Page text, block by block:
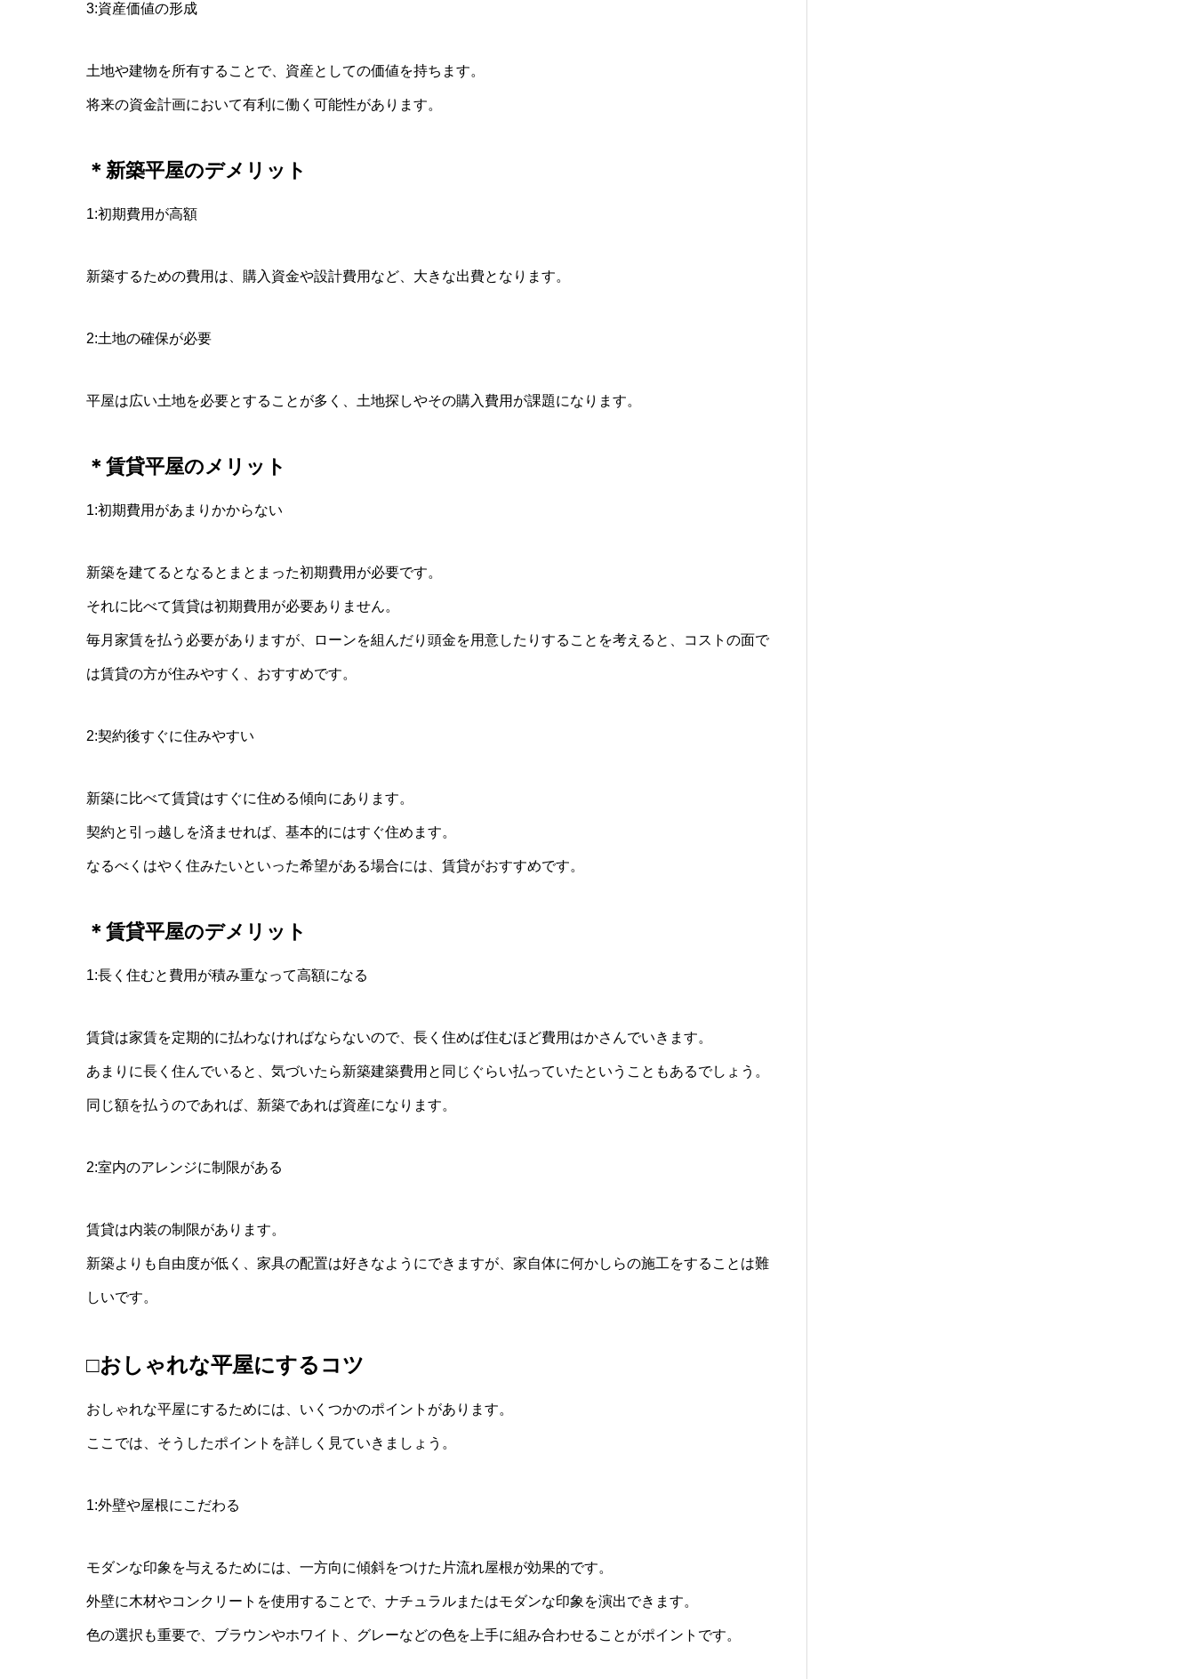
3:資産価値の形成
土地や建物を所有することで、資産としての価値を持ちます。
将来の資金計画において有利に働く可能性があります。
＊新築平屋のデメリット
1:初期費用が高額
新築するための費用は、購入資金や設計費用など、大きな出費となります。
2:土地の確保が必要
平屋は広い土地を必要とすることが多く、土地探しやその購入費用が課題になります。
＊賃貸平屋のメリット
1:初期費用があまりかからない
新築を建てるとなるとまとまった初期費用が必要です。
それに比べて賃貸は初期費用が必要ありません。
毎月家賃を払う必要がありますが、ローンを組んだり頭金を用意したりすることを考えると、コストの面で
は賃貸の方が住みやすく、おすすめです。
2:契約後すぐに住みやすい
新築に比べて賃貸はすぐに住める傾向にあります。
契約と引っ越しを済ませれば、基本的にはすぐ住めます。
なるべくはやく住みたいといった希望がある場合には、賃貸がおすすめです。
＊賃貸平屋のデメリット
1:長く住むと費用が積み重なって高額になる
賃貸は家賃を定期的に払わなければならないので、長く住めば住むほど費用はかさんでいきます。
あまりに長く住んでいると、気づいたら新築建築費用と同じぐらい払っていたということもあるでしょう。
同じ額を払うのであれば、新築であれば資産になります。
2:室内のアレンジに制限がある
賃貸は内装の制限があります。
新築よりも自由度が低く、家具の配置は好きなようにできますが、家自体に何かしらの施工をすることは難
しいです。
□おしゃれな平屋にするコツ
おしゃれな平屋にするためには、いくつかのポイントがあります。
ここでは、そうしたポイントを詳しく見ていきましょう。
1:外壁や屋根にこだわる
モダンな印象を与えるためには、一方向に傾斜をつけた片流れ屋根が効果的です。
外壁に木材やコンクリートを使用することで、ナチュラルまたはモダンな印象を演出できます。
色の選択も重要で、ブラウンやホワイト、グレーなどの色を上手に組み合わせることがポイントです。